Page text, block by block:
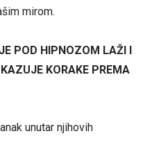
mirom.
POD HIPNOZOM LAŽI I
KORAKE PREMA
unutar njihovih